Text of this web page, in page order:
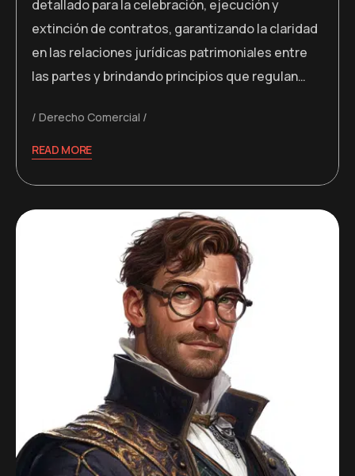
detallado para la celebración, ejecución y
extinción de contratos, garantizando la claridad
en las relaciones jurídicas patrimoniales entre
las partes y brindando principios que regulan…
Derecho Comercial
READ MORE